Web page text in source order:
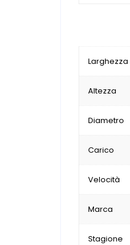
Larghezza
Altezza
Diametro
Carico
Velocità
Marca
Stagione